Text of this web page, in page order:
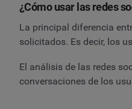
¿Cómo usar las redes
La principal diferencia
solicitados. Es decir, los
El análisis de las redes
conversaciones de los